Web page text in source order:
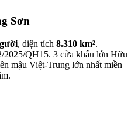
Sơn
, diện tích 8.310 km².
QH15. 3 cửa khẩu lớn Hữu
mậu Việt-Trung lớn nhất miền